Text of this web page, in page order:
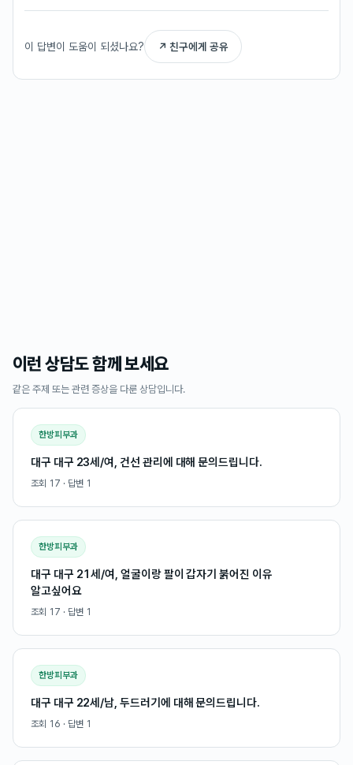
이 답변이 도움이 되셨나요? ↗ 친구에게 공유
이런 상담도 함께 보세요
같은 주제 또는 관련 증상을 다룬 상담입니다.
한방피부과
대구 대구 23세/여, 건선 관리에 대해 문의드립니다.
조회 17 · 답변 1
한방피부과
대구 대구 21세/여, 얼굴이랑 팔이 갑자기 붉어진 이유
알고싶어요
조회 17 · 답변 1
한방피부과
대구 대구 22세/남, 두드러기에 대해 문의드립니다.
조회 16 · 답변 1